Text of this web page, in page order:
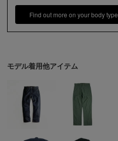
Find out more on your body type
モデル着用他アイテム